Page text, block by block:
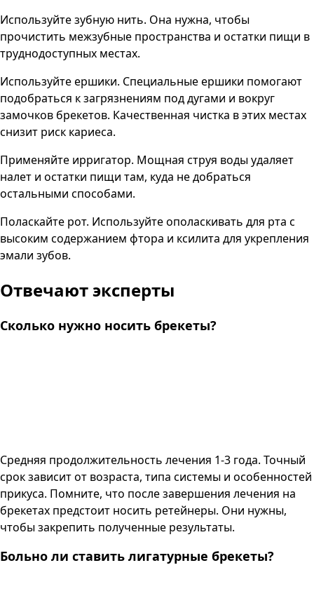
Используйте зубную нить. Она нужна, чтобы
прочистить межзубные пространства и остатки пищи в
труднодоступных местах.
Используйте ершики. Специальные ершики помогают
подобраться к загрязнениям под дугами и вокруг
замочков брекетов. Качественная чистка в этих местах
снизит риск кариеса.
Применяйте ирригатор. Мощная струя воды удаляет
налет и остатки пищи там, куда не добраться
остальными способами.
Поласкайте рот. Используйте ополаскивать для рта с
высоким содержанием фтора и ксилита для укрепления
эмали зубов.
Отвечают эксперты
Сколько нужно носить брекеты?
Средняя продолжительность лечения 1-3 года. Точный
срок зависит от возраста, типа системы и особенностей
прикуса. Помните, что после завершения лечения на
брекетах предстоит носить ретейнеры. Они нужны,
чтобы закрепить полученные результаты.
Больно ли ставить лигатурные брекеты?